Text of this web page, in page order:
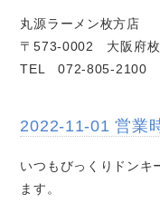
丸源ラーメン枚方店
〒573-0002 大阪府枚
TEL 072-805-2100
2022-11-01 営業
いつもびっくりドンキ
ます。